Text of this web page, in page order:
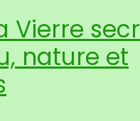
Vierre
nature et